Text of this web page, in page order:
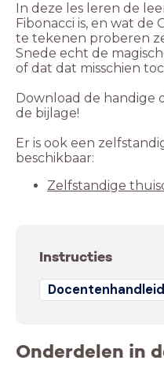
In deze les leren de
Fibonacci is, en wat de
te tekenen proberen
Snede echt de
of dat dat misschien
Download de handige
de bijlage!
Er is ook een
Zelfstandige
Instructies
Onderdelen in